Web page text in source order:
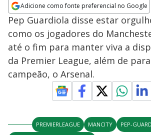
Adicione como fonte preferencial no Google
Opens in new window
Pep Guardiola disse estar
como os jogadores do
até o fim para manter viva a
da Premier League, além de
campeão, o Arsenal.
PREMIERLEAGUE MANCITY PEP-